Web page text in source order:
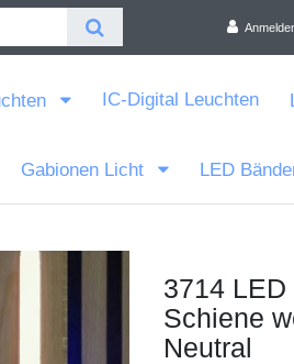
IC-Digital Leuchten
Gabionen Licht LED
3714
Schiene
Neutral